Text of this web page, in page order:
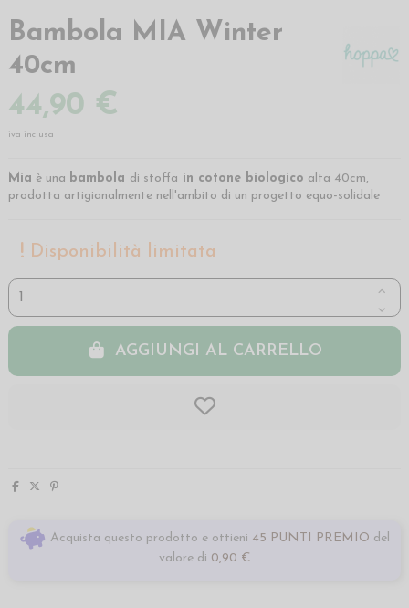
Bambola MIA Winter
40cm
44,90 €
iva inclusa
Mia è una bambola di stoffa in cotone biologico alta 40cm,
prodotta artigianalmente nell'ambito di un progetto equo-solidale
Disponibilità limitata
AGGIUNGI AL CARRELLO
Acquista questo prodotto e ottieni 45 PUNTI PREMIO del
valore di 0,90 €